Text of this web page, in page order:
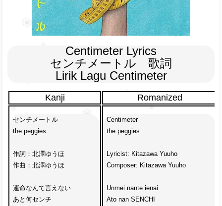
Centimeter Lyrics
センチメートル　歌詞
Lirik Lagu Centimeter
Kanji Romanized
センチメートル
the peggies
作詞：北澤ゆうほ
作曲；北澤ゆうほ
運命なんて言えない
あと何センチ
Centimeter
the peggies
Lyricist: Kitazawa Yuuho
Composer: Kitazawa Yuuho
Unmei nante ienai
Ato nan SENCHI